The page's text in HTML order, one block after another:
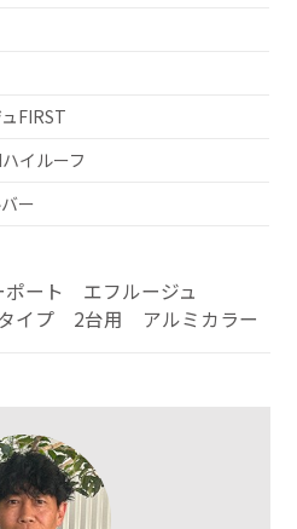
FIRST
イルーフ
ー
ート エフルージュ
イプ 2台用 アルミカラー